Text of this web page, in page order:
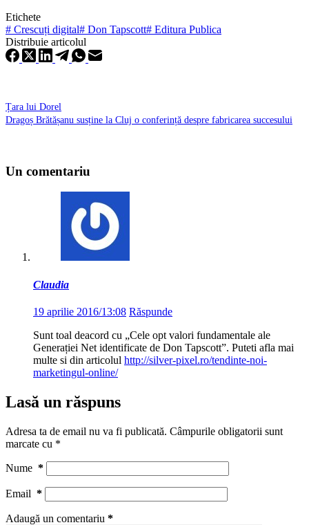
Etichete
# Crescuți digital# Don Tapscott# Editura Publica
Distribuie articolul
Țara lui Dorel
Dragoș Brătășanu susține la Cluj o conferință despre fabricarea succesului
Un comentariu
Claudia
19 aprilie 2016/13:08 Răspunde
Sunt toal deacord cu „Cele opt valori fundamentale ale
Generației Net identificate de Don Tapscott”. Puteti afla mai
multe si din articolul http://silver-pixel.ro/tendinte-noi-
marketingul-online/
Lasă un răspuns
Adresa ta de email nu va fi publicată. Câmpurile obligatorii sunt
marcate cu *
Nume *
Email *
Adaugă un comentariu *